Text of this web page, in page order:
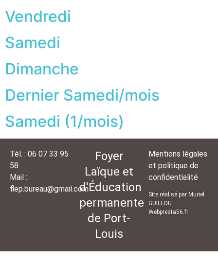
Vendredi
Samedi
Dimanche
Dernier Samedi/mois
Samedi (1/mois)
Tél. : 06 07 33 95
58
Mail :
flep.bureau@gmail.com
Foyer
Laïque et
d'Éducation
permanente
de Port-
Louis
Mentions légales
et politique de
confidentialité
Site réalisé par Muriel
GUILLOU –
Webpresta56.fr